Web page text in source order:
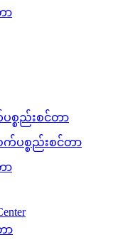
ာ
စ္စည်းစင်တာ
က်ပစ္စည်းစင်တာ
ာ
ာ